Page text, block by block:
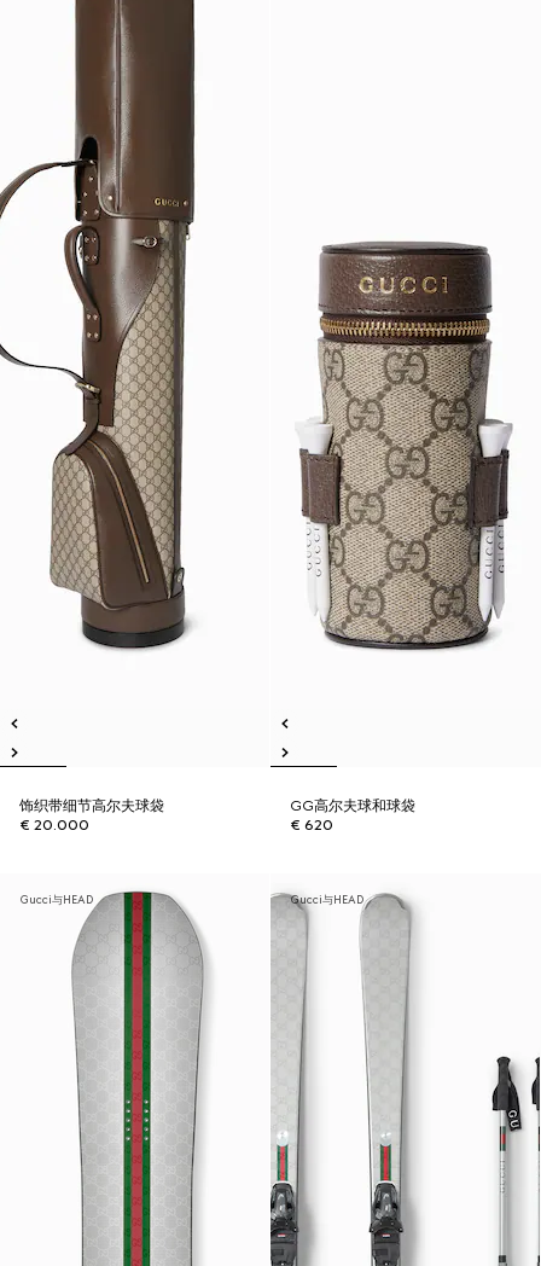
饰织带细节高尔夫球袋
€ 20.000
GG高尔夫球和球袋
€ 620
Gucci与HEAD Gucci与HEAD